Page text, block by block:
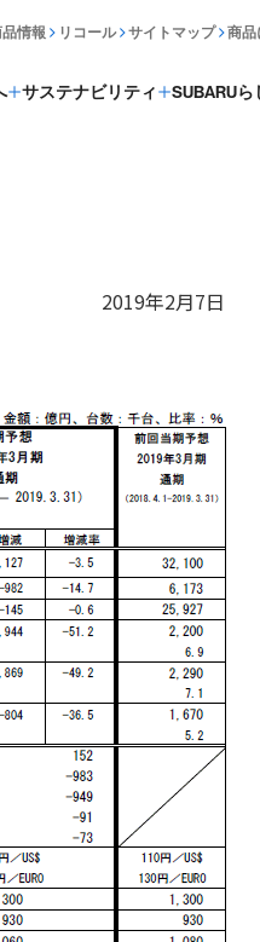
サステナビリティ SUBARUら
情報 リコール サイトマップ 商品
2019年2月7日